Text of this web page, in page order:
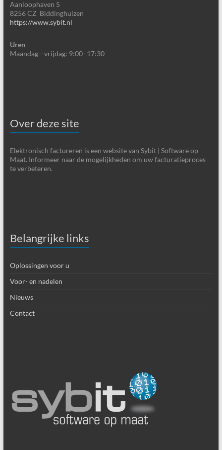
Aanloophaven 5
8256 CZ Biddinghuizen
https://www.sybit.nl
Uren
Maandag—vrijdag: 9:00–17:30
Over deze site
Elektronisch factureren is een website van Sybit | Software op
Maat. Informeer naar de mogelijkheden om uw facturatieproces
te verbeteren.
Belangrijke links
Oplossingen voor u
Voor- en nadelen
Nieuws
Contact